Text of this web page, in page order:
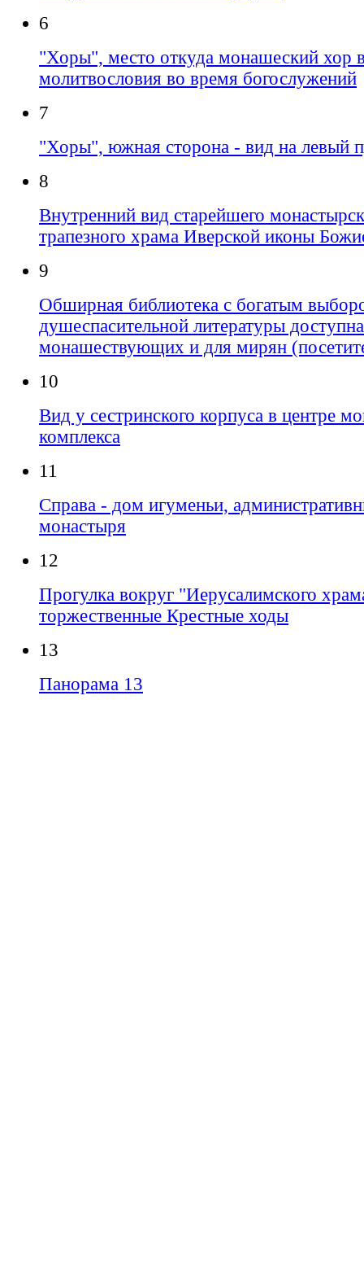
6
"Хоры", место откуда монашеский хор
молитвословия во время богослужений
7
"Хоры", южная сторона - вид на левый
8
Внутренний вид старейшего
трапезного храма Иверской иконы
9
Обширная библиотека с богатым
душеспасительной литературы
монашествующих и для мирян
10
Вид у сестринского корпуса в центре
комплекса
11
Справа - дом игуменьи,
монастыря
12
Прогулка вокруг "Иерусалимского
торжественные Крестные ходы
13
Панорама 13